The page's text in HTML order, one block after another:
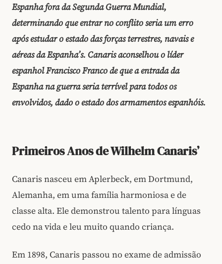
Espanha fora da Segunda Guerra Mundial,
determinando que entrar no conflito seria um erro
após estudar o estado das forças terrestres, navais e
aéreas da Espanha’s. Canaris aconselhou o líder
espanhol Francisco Franco de que a entrada da
Espanha na guerra seria terrível para todos os
envolvidos, dado o estado dos armamentos espanhóis.
Primeiros Anos de Wilhelm Canaris’
Canaris nasceu em Aplerbeck, em Dortmund,
Alemanha, em uma família harmoniosa e de
classe alta. Ele demonstrou talento para línguas
cedo na vida e leu muito quando criança.
Em 1898, Canaris passou no exame de admissão